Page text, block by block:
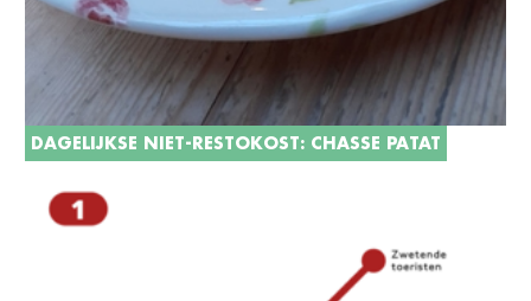
DAGELIJKSE NIET-RESTOKOST: CHASSE PATAT